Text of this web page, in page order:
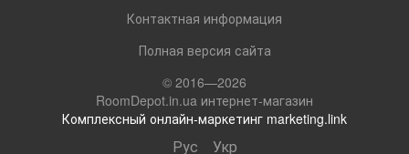
Контактная информация
Полная версия сайта
© 2016—2026
RoomDepot.in.ua интернет-магазин
Комплексный онлайн-маркетинг marketing.link
Рус Укр